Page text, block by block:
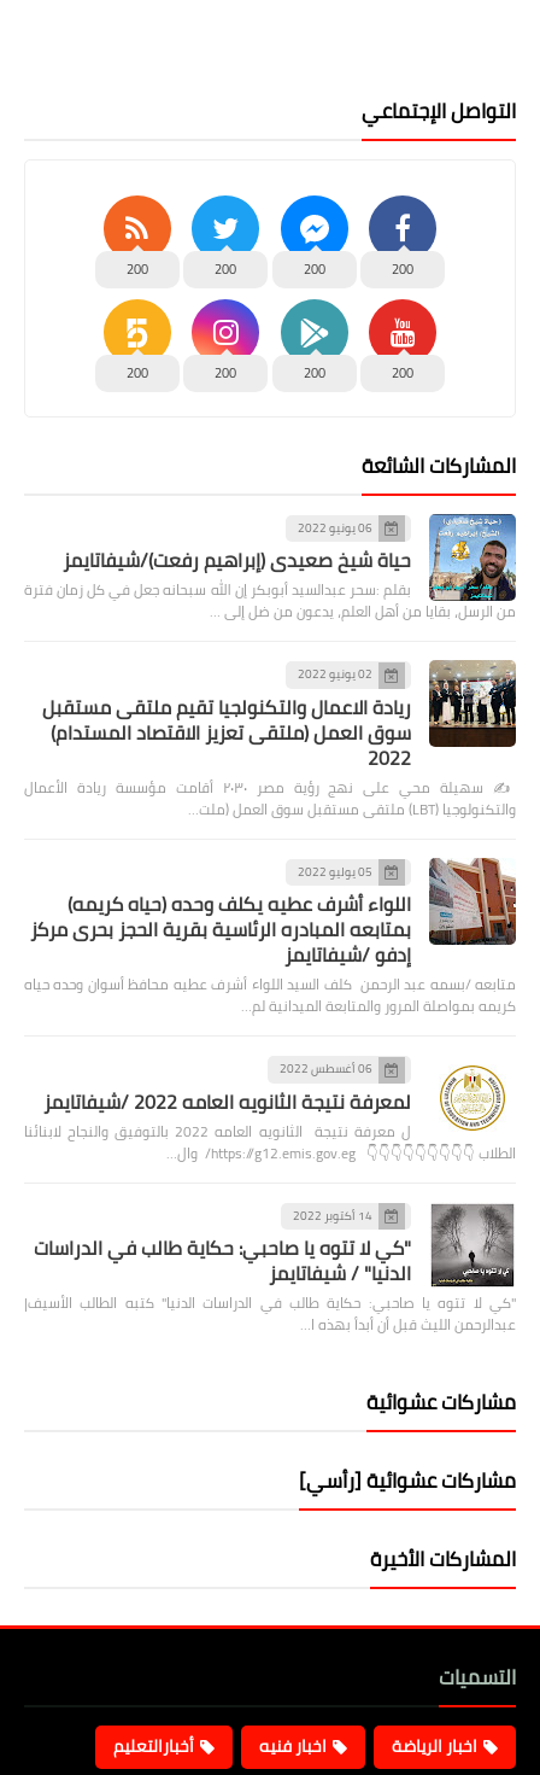
التواصل الإجتماعي
200
200
200
200
200
200
200
200
المشاركات الشائعة
06 يونيو 2022
حياة شيخ صعيدى (إبراهيم رفعت)/شيفاتايمز
بقلم :سحر عبدالسيد أبوبكر إن الله سبحانه جعل في كل زمان فترة
من الرسل، بقايا من أهل العلم، يدعون من ضل إلى …
02 يونيو 2022
ريادة الاعمال والتكنولجيا تقيم ملتقى مستقبل
سوق العمل (ملتقى تعزيز الاقتصاد المستدام)
2022
✍️ سهيلة محي على نهج رؤية مصر ٢٠٣٠ أقامت مؤسسة ريادة الأعمال
والتكنولوجيا (LBT) ملتقى مستقبل سوق العمل (ملت…
05 يوليو 2022
اللواء أشرف عطيه يكلف وحده (حياه كريمه)
بمتابعه المبادره الرئاسية بقرية الحجز بحرى مركز
إدفو /شيفاتايمز
متابعه /بسمه عبد الرحمن كلف السيد اللواء أشرف عطيه محافظ أسوان وحده حياه
كريمه بمواصلة المرور والمتابعة الميدانية لم…
06 أغسطس 2022
لمعرفة نتيجة الثانويه العامه 2022 /شيفاتايمز
ل معرفة نتيجة الثانويه العامه 2022 بالتوفيق والنجاح لابنائنا
الطلاب 👇👇👇👇👇👇👇👇👇 https://g12.emis.gov.eg/ وال…
14 أكتوبر 2022
"كي لا تتوه يا صاحبي: حكاية طالب في الدراسات
الدنيا" / شيفاتايمز
"كي لا تتوه يا صاحبي: حكاية طالب في الدراسات الدنيا" كتبه الطالب الأسيف|
عبدالرحمن الليث قبل أن أبدأ بهذه ا…
مشاركات عشوائية
مشاركات عشوائية [رأسي]
المشاركات الأخيرة
التسميات
اخبار الرياضة اخبار فنيه
أخبارالتعليم